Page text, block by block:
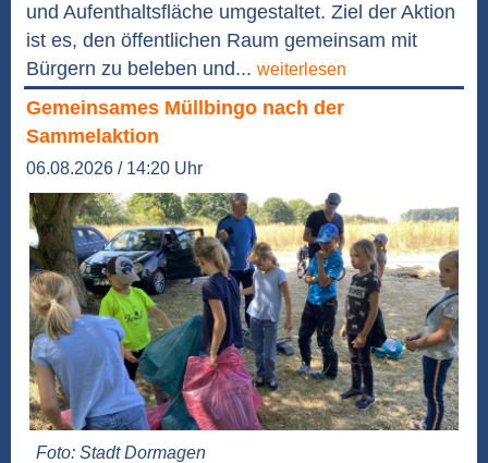
und Aufenthaltsfläche umgestaltet. Ziel der Aktion
ist es, den öffentlichen Raum gemeinsam mit
Bürgern zu beleben und... weiterlesen
Gemeinsames Müllbingo nach der
Sammelaktion
06.08.2026 / 14:20 Uhr
Foto: Stadt Dormagen